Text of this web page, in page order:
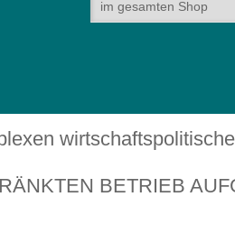
BETRIEB